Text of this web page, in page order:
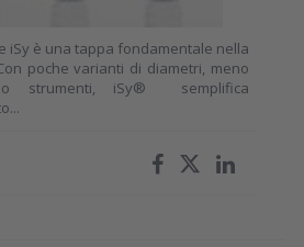
iSy è una tappa fondamentale nella
poche varianti di diametri, meno
strumenti, iSy® semplifica